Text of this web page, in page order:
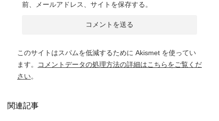
前、メールアドレス、サイトを保存する。
このサイトはスパムを低減するために Akismet を使ってい
ます。
コメントデータの処理方法の詳細はこちらをご覧くだ
さい。
関連記事